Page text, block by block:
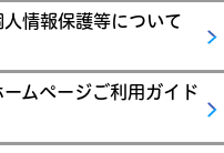
人情報保護等について
ームページご利用ガイド